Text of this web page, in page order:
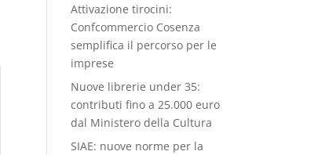
Attivazione tirocini:
Confcommercio Cosenza
semplifica il percorso per le
imprese
Nuove librerie under 35:
contributi fino a 25.000 euro
dal Ministero della Cultura
SIAE: nuove norme per la